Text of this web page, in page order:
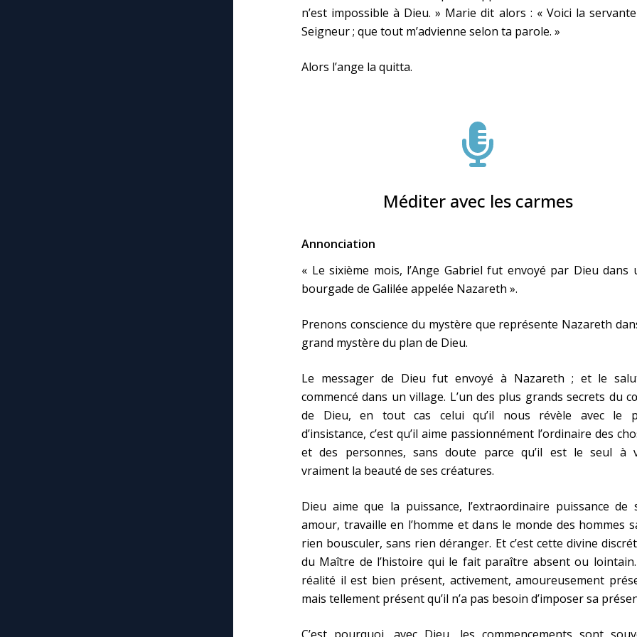
n’est impossible à Dieu. » Marie dit alors : « Voici la
Seigneur ; que tout m’advienne selon ta parole. »
Alors l’ange la quitta.
Méditer avec les carmes
Annonciation
« Le sixième mois, l’Ange Gabriel fut envoyé par Dieu dans
bourgade de Galilée appelée Nazareth ».
Prenons conscience du mystère que représente Nazareth
grand mystère du plan de Dieu.
Le messager de Dieu fut envoyé à Nazareth ; et le
commencé dans un village. L’un des plus grands secrets du
de Dieu, en tout cas celui qu’il nous révèle avec le
d’insistance, c’est qu’il aime passionnément l’ordinaire des
et des personnes, sans doute parce qu’il est le seul à
vraiment la beauté de ses créatures.
Dieu aime que la puissance, l’extraordinaire puissance de
amour, travaille en l’homme et dans le monde des hommes
rien bousculer, sans rien déranger. Et c’est cette divine
du Maître de l’histoire qui le fait paraître absent ou
réalité il est bien présent, activement, amoureusement
mais tellement présent qu’il n’a pas besoin d’imposer sa